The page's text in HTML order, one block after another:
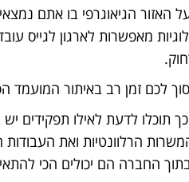
הגיאוגרפי בו אתם
מאפשרות לארגון לגייס
לכם זמן רב באיתור המועמד
לדעת לאילו תפקידים יש
הרלוונטיות ואת
החברה הם יכולים הכי